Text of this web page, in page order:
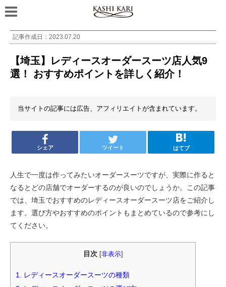
記事作成日： 2023.07.20
【埼玉】レディースオーダースーツ店人気9
選！ おすすめポイントを詳しく紹介！
当サイトの記事には広告、アフィリエイトが含まれています。
シェア ツイート はてブ
人生で一度は作ってみたいオーダースーツですが、実際に作ると
なるとどの店舗でオーダーするのが良いのでしょうか。この記事
では、埼玉でおすすめのレディースオーダースーツ店をご紹介し
ます。選び方やおすすめのポイントもまとめているので参考にし
てください。
目次 非表示]
1. レディースオーダースーツの種類